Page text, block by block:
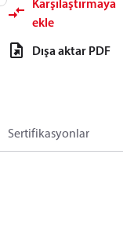
Karşılaştırmaya
ekle
Dışa aktar PDF
Sertifikasyonlar